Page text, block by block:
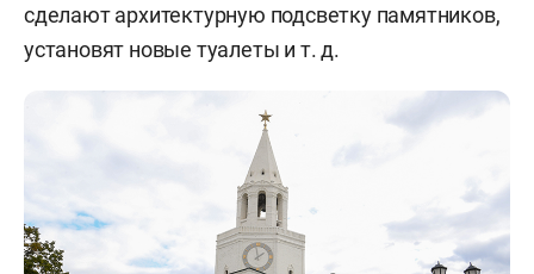
сделают архитектурную подсветку памятников,
установят новые туалеты и т. д.